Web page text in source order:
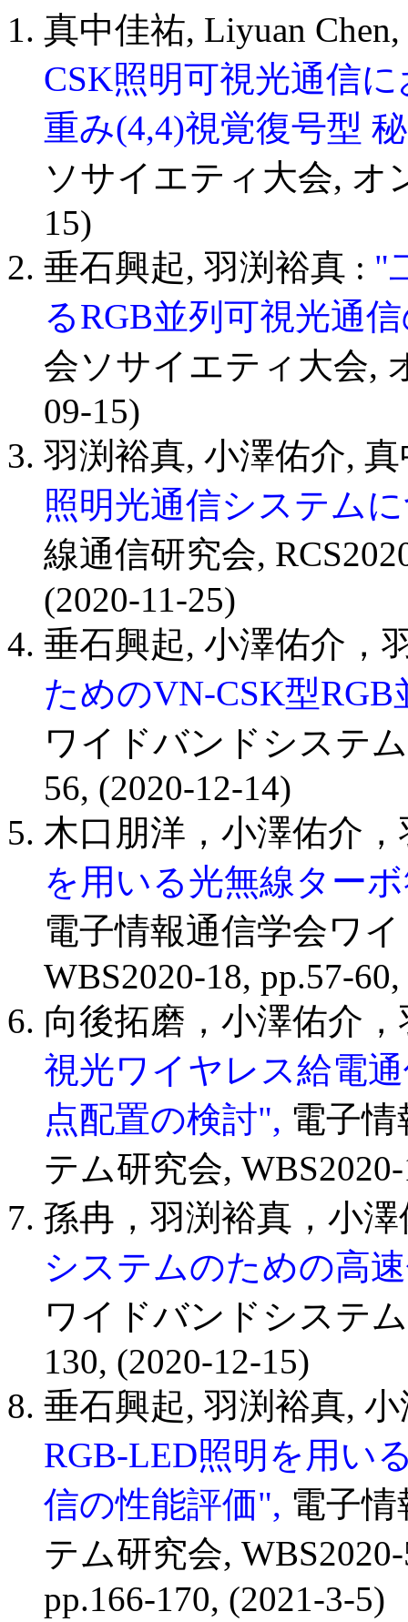
真中佳祐, Liyuan
CSK照明可視光通信
重み(4,4)視覚復号型
ソサイエティ大会, オ
15)
垂石興起, 羽渕裕真 : "
るRGB並列可視光通
会ソサイエティ大会,
09-15)
羽渕裕真, 小澤佑介,
照明光通信システム
線通信研究会,
(2020-11-25)
垂石興起, 小澤佑介，
ためのVN-CSK型
ワイドバンドシステ
56, (2020-12-14)
木口朋洋，小澤佑介
を用いる光無線ター
電子情報通信学会ワ
WBS2020-18, pp.57-
向後拓磨，小澤佑介
視光ワイヤレス給電
点配置の検討", 電子
テム研究会,
孫冉，羽渕裕真，小
システムのための高
ワイドバンドシステ
130, (2020-12-15)
垂石興起, 羽渕裕真,
RGB-LED照明を用い
信の性能評価", 電子
テム研究会,
pp.166-170, (2021-3-5)